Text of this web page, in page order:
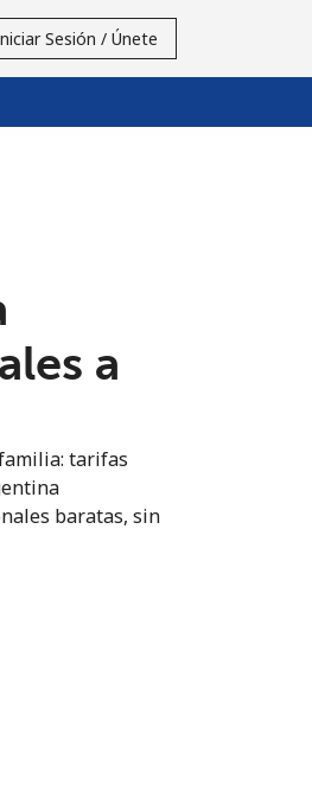
Sesión / Únete
a
tarifas
baratas, sin